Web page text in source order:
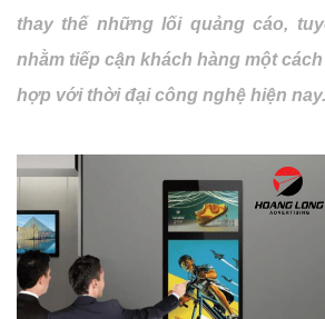
thay thế những lối quảng cáo,
nhằm tiếp cận khách hàng một
hợp với thời đại công nghệ hiện nay.